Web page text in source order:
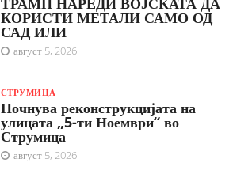
КОРИСТИ МЕТАЛИ САМО ОД
САД ИЛИ
август 5, 2026
СТРУМИЦА
Почнува реконструкцијата на
улицата „5-ти Ноември“ во
Струмица
август 5, 2026